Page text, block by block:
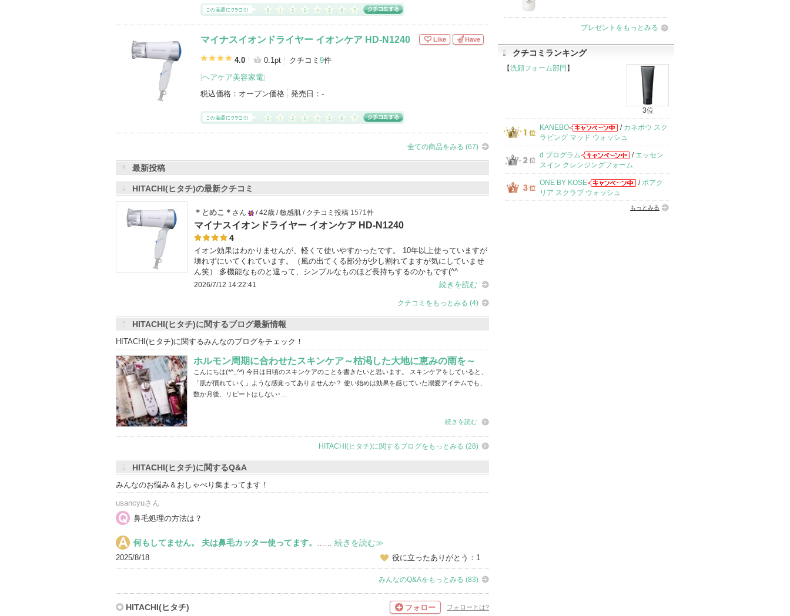
マイナスイオンドライヤー イオンケア HD-N1240
4.0 0.1pt クチコミ 9件
[ヘアケア美容家電]
税込価格： オープン価格 発売日： -
Like Have
全ての商品をみる (67)
最新投稿
HITACHI(ヒタチ)の最新クチコミ
＊とめこ＊ さん
25
以
上
バ
に
お
気
に
さ
れ
て
/ 42歳 / 敏感肌 / クチコミ投稿 1571件
マイナスイオンドライヤー イオンケア HD-N1240
4
イオン効果はわかりませんが、軽くて使いやすかったです。 10年以上使っていますが
壊れずにいてくれています。（風の出てくる部分が少し割れてますが気にしていませ
ん笑） 多機能なものと違って、シンプルなものほど長持ちするのかもです(^^
2026/7/12 14:22:41 続きを読む
クチコミをもっとみる (4)
HITACHI(ヒタチ)に関するブログ最新情報
HITACHI(ヒタチ)に関するみんなのブログをチェック！
ホルモン周期に合わせたスキンケア～枯渇した大地に恵みの雨を～
こんにちは(*^_^*) 今日は日頃のスキンケアのことを書きたいと思います。 スキンケアをしていると、
「肌が慣れていく」ような感覚ってありませんか？ 使い始めは効果を感じていた溺愛アイテムでも、
数か月後、リピートはしない･…
続きを読む
HITACHI(ヒタチ)に関するブログをもっとみる (28)
HITACHI(ヒタチ)に関するQ&A
みんなのお悩み＆おしゃべり集まってます！
usancyuさん
鼻毛処理の方法は？
何もしてません。 夫は鼻毛カッター使ってます。 …… 続きを読む≫
2025/8/18 役に立ったありがとう：1
みんなのQ&Aをもっとみる (83)
HITACHI(ヒタチ) フォロー フォローとは?
品
プレゼントをもっとみる
クチコミランキング
【洗顔フォーム部門 】
3位
KANEBO / カネボウ スク
ラビング マッド ウォッシュ
d プログラム / エッセン
スイン クレンジングフォーム
ONE BY KOSE /ポアク
リア スクラブ ウォッシュ
もっとみる